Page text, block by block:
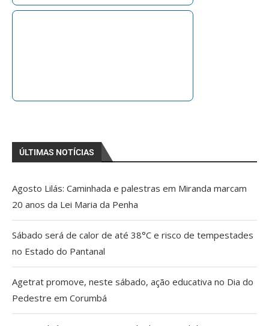
ÚLTIMAS NOTÍCIAS
Agosto Lilás: Caminhada e palestras em Miranda marcam
20 anos da Lei Maria da Penha
Sábado será de calor de até 38°C e risco de tempestades
no Estado do Pantanal
Agetrat promove, neste sábado, ação educativa no Dia do
Pedestre em Corumbá